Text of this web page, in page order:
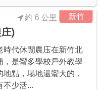
新竹
)
約 6 公里
時代休閒農庒在新竹北
，是蠻多學校戶外教學
地點，場地還蠻大的，
不少活...